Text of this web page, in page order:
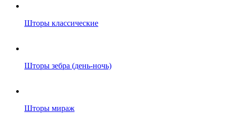
Шторы классические
Шторы зебра (день-ночь)
Шторы мираж